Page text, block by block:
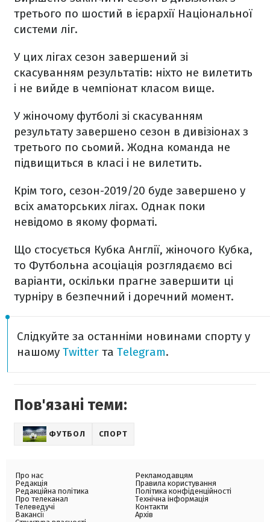
третього по шостий в ієрархії Національної
системи ліг.
У цих лігах сезон завершений зі
скасуванням результатів: ніхто не вилетить
і не вийде в чемпіонат класом вище.
У жіночому футболі зі скасуванням
результату завершено сезон в дивізіонах з
третього по сьомий. Жодна команда не
підвищиться в класі і не вилетить.
Крім того, сезон-2019/20 буде завершено у
всіх аматорських лігах. Однак поки
невідомо в якому форматі.
Що стосується Кубка Англії, жіночого Кубка,
то Футбольна асоціація розглядаємо всі
варіанти, оскільки прагне завершити ці
турніру в безпечний і доречний момент.
Слідкуйте за останніми новинами спорту у
нашому Twitter та Telegram.
Пов'язані теми:
ФУТБОЛ СПОРТ
Про нас
Редакція
Редакційна політика
Про телеканал
Телеведучі
Вакансії
Рекламодавцям
Правила користування
Політика конфіденційності
Технічна інформація
Контакти
Архів